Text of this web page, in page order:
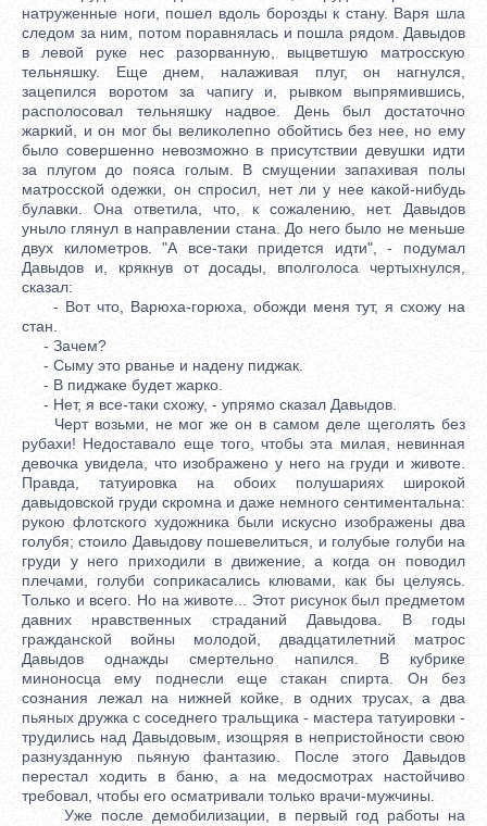
натруженные ноги, пошел вдоль борозды к стану. Варя шла
следом за ним, потом поравнялась и пошла рядом. Давыдов
в левой руке нес разорванную, выцветшую матросскую
тельняшку. Еще днем, налаживая плуг, он нагнулся,
зацепился воротом за чапигу и, рывком выпрямившись,
располосовал тельняшку надвое. День был достаточно
жаркий, и он мог бы великолепно обойтись без нее, но ему
было совершенно невозможно в присутствии девушки идти
за плугом до пояса голым. В смущении запахивая полы
матросской одежки, он спросил, нет ли у нее какой-нибудь
булавки. Она ответила, что, к сожалению, нет. Давыдов
уныло глянул в направлении стана. До него было не меньше
двух километров. "А все-таки придется идти", - подумал
Давыдов и, крякнув от досады, вполголоса чертыхнулся,
сказал:
- Вот что, Варюха-горюха, обожди меня тут, я схожу на
стан.
- Зачем?
- Сыму это рванье и надену пиджак.
- В пиджаке будет жарко.
- Нет, я все-таки схожу, - упрямо сказал Давыдов.
Черт возьми, не мог же он в самом деле щеголять без
рубахи! Недоставало еще того, чтобы эта милая, невинная
девочка увидела, что изображено у него на груди и животе.
Правда, татуировка на обоих полушариях широкой
давыдовской груди скромна и даже немного сентиментальна:
рукою флотского художника были искусно изображены два
голубя; стоило Давыдову пошевелиться, и голубые голуби на
груди у него приходили в движение, а когда он поводил
плечами, голуби соприкасались клювами, как бы целуясь.
Только и всего. Но на животе... Этот рисунок был предметом
давних нравственных страданий Давыдова. В годы
гражданской войны молодой, двадцатилетний матрос
Давыдов однажды смертельно напился. В кубрике
миноносца ему поднесли еще стакан спирта. Он без
сознания лежал на нижней койке, в одних трусах, а два
пьяных дружка с соседнего тральщика - мастера татуировки -
трудились над Давыдовым, изощряя в непристойности свою
разнузданную пьяную фантазию. После этого Давыдов
перестал ходить в баню, а на медосмотрах настойчиво
требовал, чтобы его осматривали только врачи-мужчины.
Уже после демобилизации, в первый год работы на